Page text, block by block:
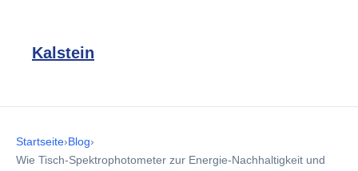
Kalstein
Startseite›Blog›
Wie Tisch-Spektrophotometer zur Energie-Nachhaltigkeit und